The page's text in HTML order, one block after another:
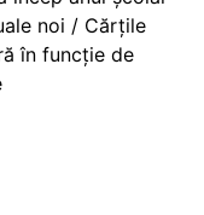
noi / Cărțile
în funcție de